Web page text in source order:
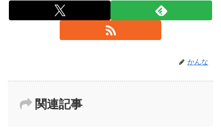
かんな
関連記事